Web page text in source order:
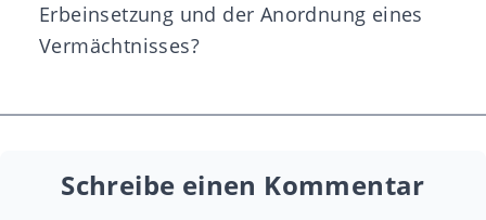
Erbeinsetzung und der Anordnung eines
Vermächtnisses?
Schreibe einen Kommentar